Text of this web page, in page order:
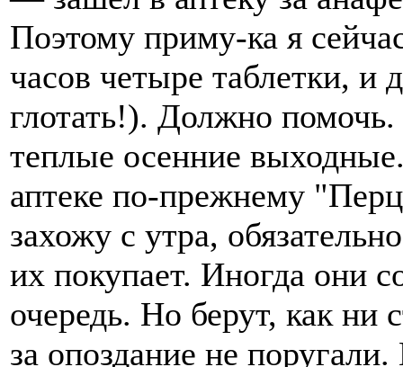
Поэтому приму-ка я
часов четыре таблетки, и
глотать!). Должно
теплые осенние
аптеке по-прежнему
захожу с утра,
их покупает. Иногда они
очередь. Но берут, как ни
за опоздание не